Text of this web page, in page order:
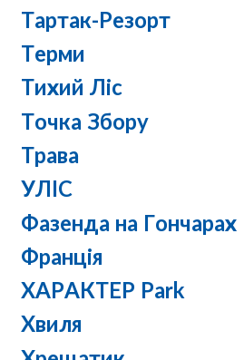
Тартак-Резорт
Терми
Тихий Ліс
Точка Збору
Трава
УЛІС
Фазенда на Гончарах
Франція
ХАРАКТЕР Park
Хвиля